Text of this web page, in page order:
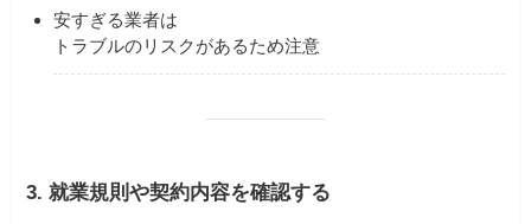
安すぎる業者は
トラブルのリスクがあるため注意
3. 就業規則や契約内容を確認する